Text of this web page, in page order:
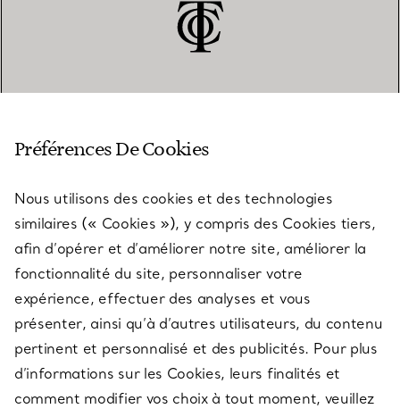
SERVICES
À PROPOS
QUESTIONS LÉGALES
Préférences De Cookies
Nous utilisons des cookies et des technologies
similaires (« Cookies »), y compris des Cookies tiers,
afin d’opérer et d’améliorer notre site, améliorer la
fonctionnalité du site, personnaliser votre
expérience, effectuer des analyses et vous
présenter, ainsi qu’à d’autres utilisateurs, du contenu
pertinent et personnalisé et des publicités. Pour plus
d’informations sur les Cookies, leurs finalités et
comment modifier vos choix à tout moment, veuillez